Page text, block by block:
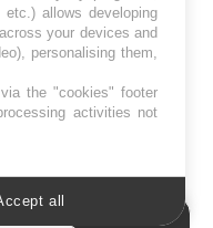
etc.) allows developing
your devices and
personalising them,
the "cookies" footer
activities not
all